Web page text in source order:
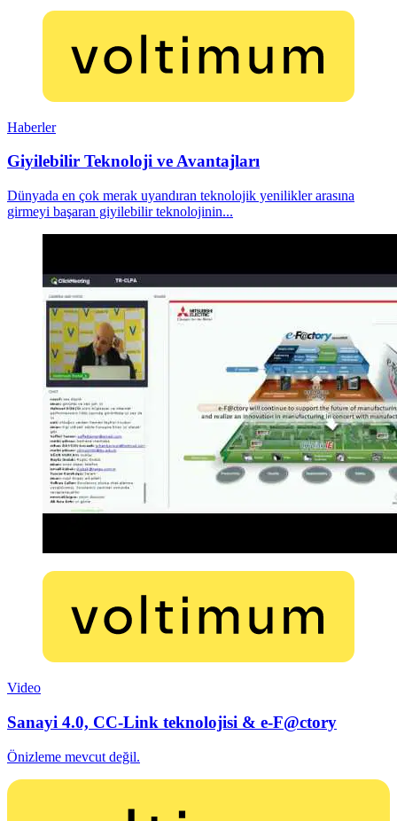
Haberler
Giyilebilir Teknoloji ve Avantajları
Dünyada en çok merak uyandıran teknolojik yenilikler arasına
girmeyi başaran giyilebilir teknolojinin...
Video
Sanayi 4.0, CC‑Link teknolojisi & e-F@ctory
Önizleme mevcut değil.